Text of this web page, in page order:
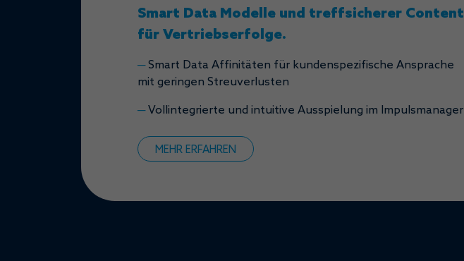
Smart Data Modelle und treffsicherer Content
für Vertriebserfolge.
─Smart Data Affinitäten für kundenspezifische Ansprache
mit geringen Streuverlusten
─Vollintegrierte und intuitive Ausspielung im Impulsmanager
MEHR ERFAHREN